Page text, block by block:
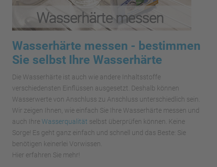
Wasserhärte messen - bestimmen
Sie selbst Ihre Wasserhärte
Die Wasserhärte ist auch wie andere Inhaltsstoffe
verschiedensten Einflüssen ausgesetzt. Deshalb können
Wasserwerte von Anschluss zu Anschluss unterschiedlich sein.
Wir zeigen Ihnen, wie einfach Sie Ihre Wasserhärte messen und
auch IhreWasserqualität selbst überprüfen können. Keine
Sorge! Es geht ganz einfach und schnell und das Beste: Sie
benötigen keinerlei Vorwissen.
Hier erfahren Sie mehr!